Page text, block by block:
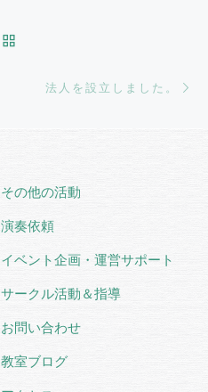
法人を設立しました。
その他の活動
演奏依頼
イベント企画・運営サポート
サークル活動＆指導
お問い合わせ
教室ブログ